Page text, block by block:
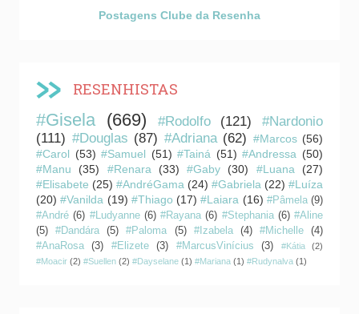
Postagens Clube da Resenha
RESENHISTAS
#Gisela (669) #Rodolfo (121)
#Nardonio
(111) #Douglas (87) #Adriana (62) #Marcos (56)
#Carol (53) #Samuel (51) #Tainá (51) #Andressa (50)
#Manu
(35) #Renara (33) #Gaby (30) #Luana
(27)
#Elisabete (25) #AndréGama (24) #Gabriela (22) #Luíza
(20) #Vanilda (19) #Thiago (17) #Laiara (16) #Pâmela (9)
#André (6) #Ludyanne (6) #Rayana (6) #Stephania (6) #Aline
(5)
#Dandára (5) #Paloma (5) #Izabela (4) #Michelle
(4)
#AnaRosa
(3) #Elizete (3) #MarcusVinícius (3) #Kátia
(2)
#Moacir (2) #Suellen (2) #Dayselane (1) #Mariana (1) #Rudynalva (1)